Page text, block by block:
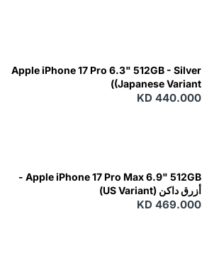
Apple iPhone 17 Pro 6.3" 512GB - Silver
(Japanese Variant)
KD 440.000
Apple iPhone 17 Pro Max 6.9" 512GB -
أزرق داكن (US Variant)
KD 469.000